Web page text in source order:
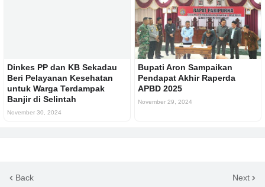
Dinkes PP dan KB Sekadau
Beri Pelayanan Kesehatan
untuk Warga Terdampak
Banjir di Selintah
November 30, 2024
Bupati Aron Sampaikan
Pendapat Akhir Raperda
APBD 2025
November 29, 2024
Back Next